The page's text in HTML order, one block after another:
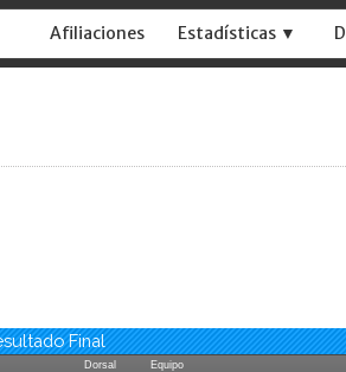
Afiliaciones Estadísticas ▼
Final
Dorsal Equipo